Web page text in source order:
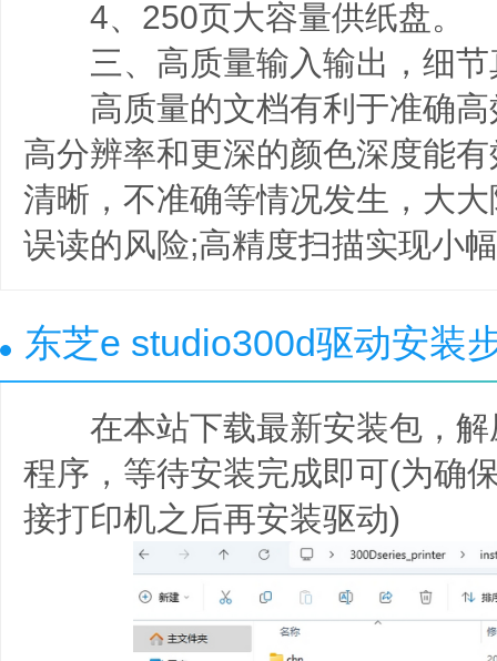
4、250页大容量供纸盘。
三、高质量输入输出，细节
高质量的文档有利于准确高
高分辨率和更深的颜色深度能
清晰，不准确等情况发生，大
误读的风险;高精度扫描实现小
东芝e studio300d驱动安装
在本站下载最新安装包，解
程序，等待安装完成即可(为确
接打印机之后再安装驱动)